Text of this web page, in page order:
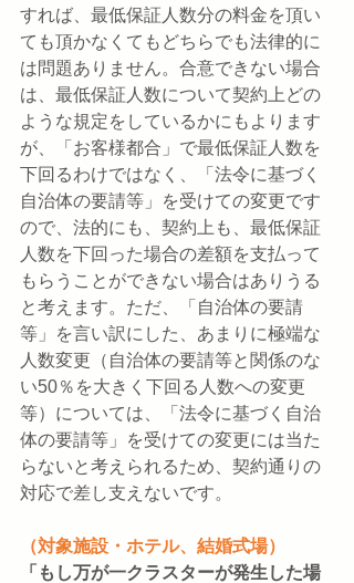
すれば、最低保証人数分の料金を頂い
ても頂かなくてもどちらでも法律的に
は問題ありません。合意できない場合
は、最低保証人数について契約上どの
ような規定をしているかにもよります
が、「お客様都合」で最低保証人数を
下回るわけではなく、「法令に基づく
自治体の要請等」を受けての変更です
ので、法的にも、契約上も、最低保証
人数を下回った場合の差額を支払って
もらうことができない場合はありうる
と考えます。ただ、「自治体の要請
等」を言い訳にした、あまりに極端な
人数変更（自治体の要請等と関係のな
い50％を大きく下回る人数への変更
等）については、「法令に基づく自治
体の要請等」を受けての変更には当た
らないと考えられるため、契約通りの
対応で差し支えないです。
（対象施設・ホテル、結婚式場）
「もし万が一クラスターが発生した場